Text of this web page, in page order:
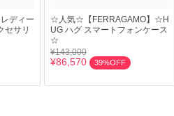
ディー
セサリ
☆人気☆【FERRAGAMO】☆H
UG ハグ スマートフォンケース
☆
¥143,000
¥86,570 39%OFF